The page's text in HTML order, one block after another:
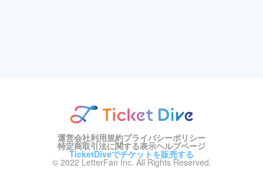
運営会社利用規約プライバシーポリシー
特定商取引法に関する表示ヘルプページ
TicketDiveでチケットを販売する
© 2022 LetterFan Inc. All Rights Reserved.